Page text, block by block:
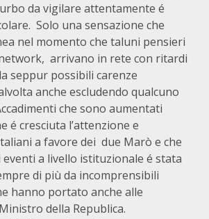
da vigilare attentamente é
Solo una sensazione che
nel momento che taluni pensieri
arrivano in rete con ritardi
seppur possibili carenze
anche escludendo qualcuno
che sono aumentati
é cresciuta l’attenzione e
a favore dei due Marò e che
a livello istituzionale é stata
di più da incomprensibili
hanno portato anche alle
della Republica.